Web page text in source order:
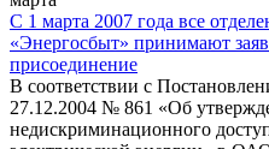
С 1 марта 2007 года все
«Энергосбыт» принимают
присоединение
В соответствии с
27.12.2004 № 861 «Об
недискриминационного